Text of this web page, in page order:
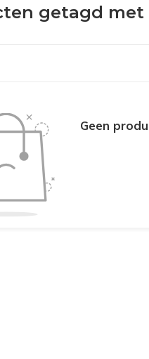
getagd met
Geen